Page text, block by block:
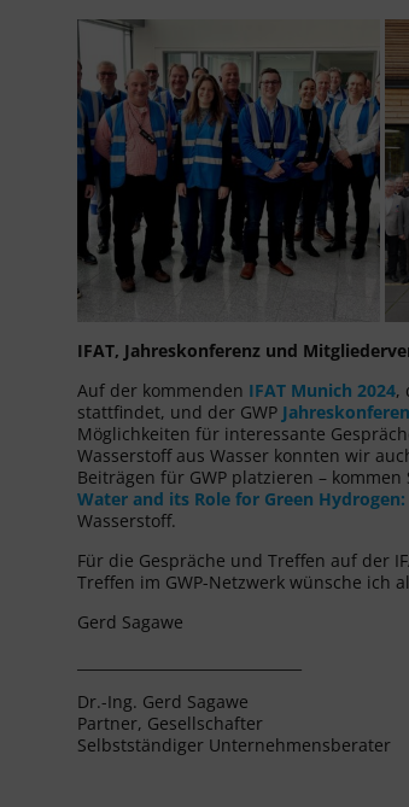
IFAT, Jahreskonferenz und
Auf der kommenden IFAT Munich 2024,
stattfindet, und der GWP
Möglichkeiten für interessante
Wasserstoff aus Wasser konnten wir
Beiträgen für GWP platzieren –
Water and its Role for Green
Wasserstoff.
Für die Gespräche und Treffen auf der
Treffen im GWP-Netzwerk wünsche ich
Gerd Sagawe
Dr.-Ing. Gerd Sagawe
Partner, Gesellschafter
Selbstständiger Unternehmensberater